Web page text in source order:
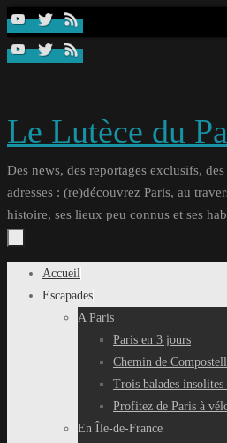
Passer
contenu
Le Lutèce du
Des news, des reportages exclusifs,
adresses : (re)découvrez Paris, au
histoire, ses lieux peu connus et ses
Passer
Accueil
Escapades
A Paris
Paris en 3 jours
Chemin de
Trois balades insolites
Profitez de Paris à
En Île-de-France